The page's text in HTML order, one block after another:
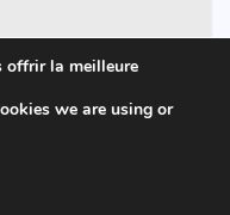
le coût total
Le
la diminution du
offrir la meilleure
we are using or